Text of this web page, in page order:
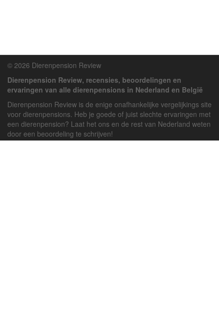
© 2026 Dierenpension Review
Dierenpension Review, recensies, beoordelingen en
ervaringen van alle dierenpensions in Nederland en België
Dierenpension Review is de enige onafhankelijke vergelijkings site
voor dierenpensions. Heb je goede of juist slechte ervaringen met
een dierenpension? Laat het ons en de rest van Nederland weten
door een beoordeling te schrijven!